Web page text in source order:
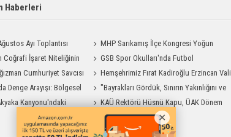
Haberleri
Ayı Toplantısı
MHP Sarıkamış İlçe Kongresi Yoğun
Katılımla Gerçekleştirildi
Coğrafi İşaret Niteliğinin
GSB Spor Okulları'nda Futbol
Antrenmanları Sürüyor
Cumhuriyet Savcısı
Hemşehrimiz Fırat Kadiroğlu Erzincan Vali
Yardımcılığına Atandı
Denge Arayışı: Bölgesel
Aşamaları
"Bayrakları Gördük, Sınırın Yakınlığını ve
Uzaklığını Aynı Anda Hissettik"
Kanyonu'ndaki
KAÜ Rektörü Hüsnü Kapu, ÜAK Dönem
Başkanlığını Devretti